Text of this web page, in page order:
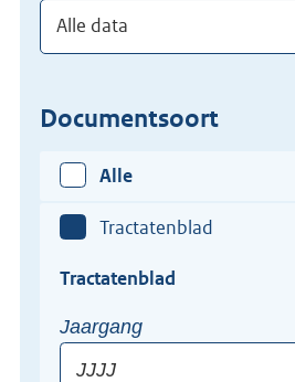
Documentsoort
Alle
Tractatenblad
Tractatenblad
Tractatenblad
Jaargang